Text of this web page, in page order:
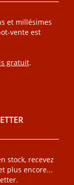
et millésimes
vente est
gratuit.
stock, recevez
plus encore...